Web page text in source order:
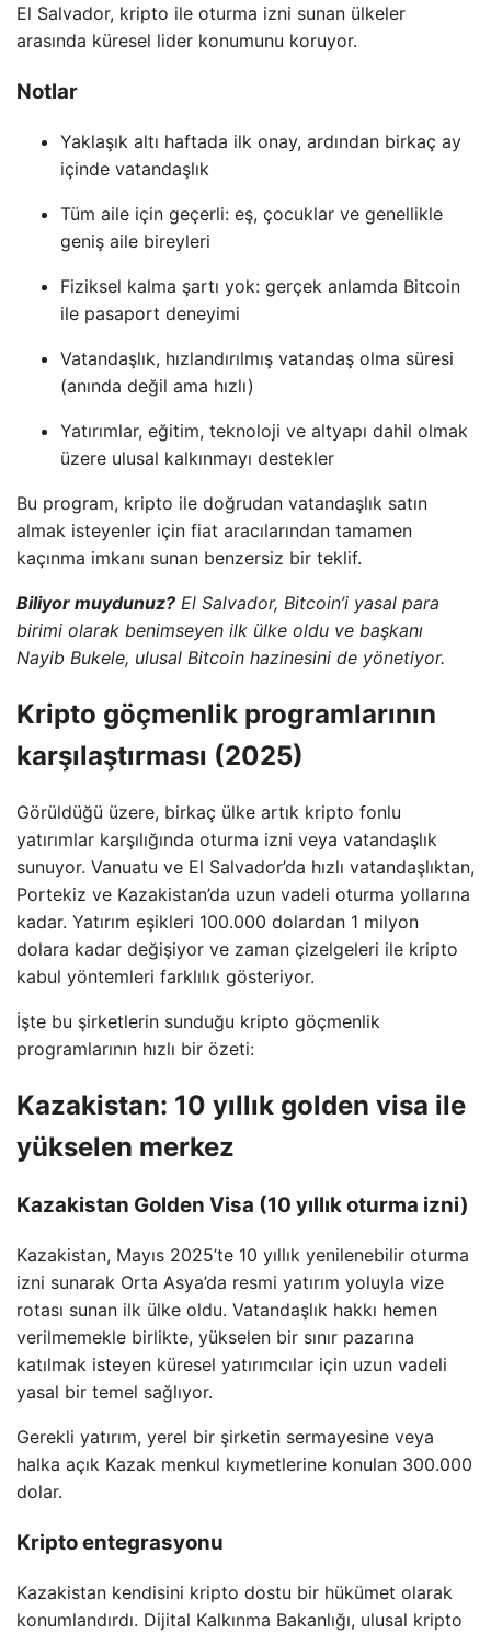
El Salvador, kripto ile oturma izni sunan ülkeler
arasında küresel lider konumunu koruyor.
Notlar
Yaklaşık altı haftada ilk onay, ardından birkaç ay
içinde vatandaşlık
Tüm aile için geçerli: eş, çocuklar ve genellikle
geniş aile bireyleri
Fiziksel kalma şartı yok: gerçek anlamda Bitcoin
ile pasaport deneyimi
Vatandaşlık, hızlandırılmış vatandaş olma süresi
(anında değil ama hızlı)
Yatırımlar, eğitim, teknoloji ve altyapı dahil olmak
üzere ulusal kalkınmayı destekler
Bu program, kripto ile doğrudan vatandaşlık satın
almak isteyenler için fiat aracılarından tamamen
kaçınma imkanı sunan benzersiz bir teklif.
Biliyor muydunuz? El Salvador, Bitcoin’i yasal para
birimi olarak benimseyen ilk ülke oldu ve başkanı
Nayib Bukele, ulusal Bitcoin hazinesini de yönetiyor.
Kripto göçmenlik programlarının
karşılaştırması (2025)
Görüldüğü üzere, birkaç ülke artık kripto fonlu
yatırımlar karşılığında oturma izni veya vatandaşlık
sunuyor. Vanuatu ve El Salvador’da hızlı vatandaşlıktan,
Portekiz ve Kazakistan’da uzun vadeli oturma yollarına
kadar. Yatırım eşikleri 100.000 dolardan 1 milyon
dolara kadar değişiyor ve zaman çizelgeleri ile kripto
kabul yöntemleri farklılık gösteriyor.
İşte bu şirketlerin sunduğu kripto göçmenlik
programlarının hızlı bir özeti:
Kazakistan: 10 yıllık golden visa ile
yükselen merkez
Kazakistan Golden Visa (10 yıllık oturma izni)
Kazakistan, Mayıs 2025’te 10 yıllık yenilenebilir oturma
izni sunarak Orta Asya’da resmi yatırım yoluyla vize
rotası sunan ilk ülke oldu. Vatandaşlık hakkı hemen
verilmemekle birlikte, yükselen bir sınır pazarına
katılmak isteyen küresel yatırımcılar için uzun vadeli
yasal bir temel sağlıyor.
Gerekli yatırım, yerel bir şirketin sermayesine veya
halka açık Kazak menkul kıymetlerine konulan 300.000
dolar.
Kripto entegrasyonu
Kazakistan kendisini kripto dostu bir hükümet olarak
konumlandırdı. Dijital Kalkınma Bakanlığı, ulusal kripto